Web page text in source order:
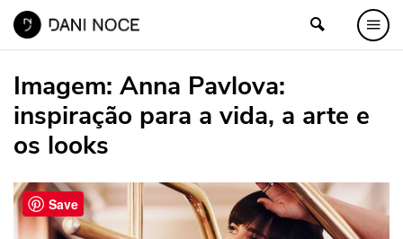
Imagem: Anna Pavlova:
inspiração para a vida, a arte e
os looks
Save